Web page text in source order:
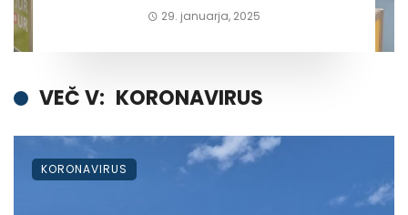
29. januarja, 2025
VEČ V: KORONAVIRUS
KORONAVIRUS